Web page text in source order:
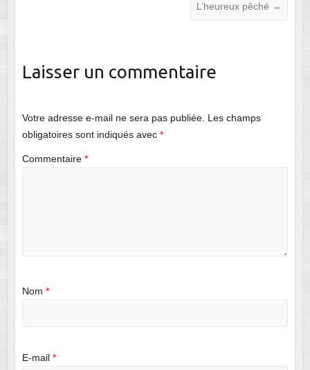
L’heureux pêché →
Laisser un commentaire
Votre adresse e-mail ne sera pas publiée. Les champs
obligatoires sont indiqués avec *
Commentaire *
Nom *
E-mail *